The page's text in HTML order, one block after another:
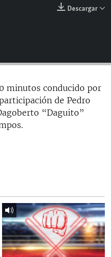
CUBA
Descargar
minutos conducido por
de Pedro
“Daguito”